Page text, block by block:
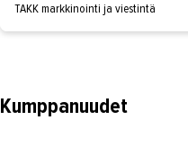
TAKK markkinointi ja viestintä
Kumppanuudet